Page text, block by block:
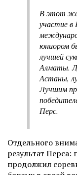
В этот же
участие в
юниором
лучшей
Алматы.
Астаны,
Лучшим
Перс.
Отдельного
результат
продолжил